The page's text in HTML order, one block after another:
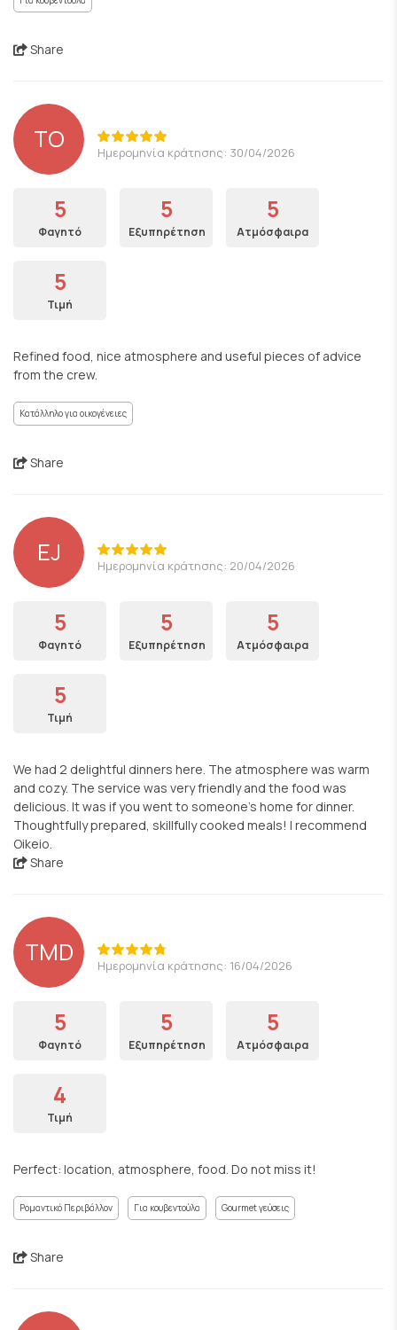
Share
TO Ημερομηνία κράτησης: 30/04/2026
5
Φαγητό
5
Εξυπηρέτηση
5
Ατμόσφαιρα
5
Τιμή
Refined food, nice atmosphere and useful pieces of advice
from the crew.
Κατάλληλο για οικογένειες
Share
EJ Ημερομηνία κράτησης: 20/04/2026
5
Φαγητό
5
Εξυπηρέτηση
5
Ατμόσφαιρα
5
Τιμή
We had 2 delightful dinners here. The atmosphere was warm
and cozy. The service was very friendly and the food was
delicious. It was if you went to someone’s home for dinner.
Thoughtfully prepared, skillfully cooked meals! I recommend
Oikeio.
Share
TMD Ημερομηνία κράτησης: 16/04/2026
5
Φαγητό
5
Εξυπηρέτηση
5
Ατμόσφαιρα
4
Τιμή
Perfect: location, atmosphere, food. Do not miss it!
Ρομαντικό Περιβάλλον Για κουβεντούλα Gourmet γεύσεις
Share